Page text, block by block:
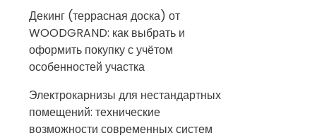
Декинг (террасная доска) от
WOODGRAND: как выбрать и
оформить покупку с учётом
особенностей участка
Электрокарнизы для нестандартных
помещений: технические
возможности современных систем